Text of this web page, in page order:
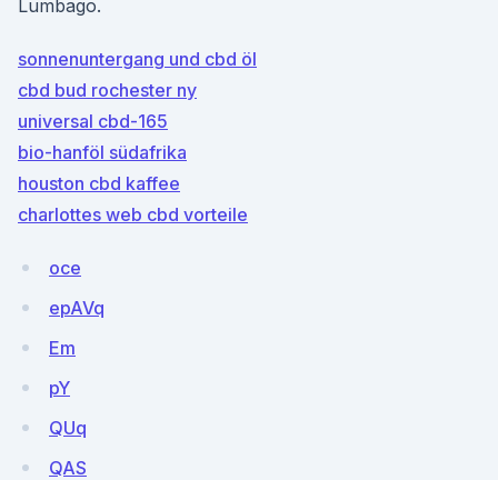
Lumbago.
sonnenuntergang und cbd öl
cbd bud rochester ny
universal cbd-165
bio-hanföl südafrika
houston cbd kaffee
charlottes web cbd vorteile
oce
epAVq
Em
pY
QUq
QAS